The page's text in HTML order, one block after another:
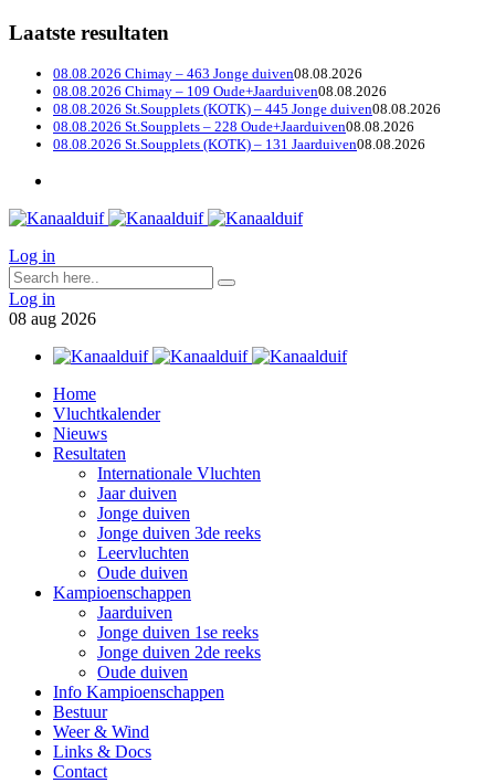
Laatste resultaten
08.08.2026 Chimay – 463 Jonge duiven08.08.2026
08.08.2026 Chimay – 109 Oude+Jaarduiven08.08.2026
08.08.2026 St.Soupplets (KOTK) – 445 Jonge duiven08.08.2026
08.08.2026 St.Soupplets – 228 Oude+Jaarduiven08.08.2026
08.08.2026 St.Soupplets (KOTK) – 131 Jaarduiven08.08.2026
Log in
Log in
08 aug 2026
Home
Vluchtkalender
Nieuws
Resultaten
Internationale Vluchten
Jaar duiven
Jonge duiven
Jonge duiven 3de reeks
Leervluchten
Oude duiven
Kampioenschappen
Jaarduiven
Jonge duiven 1se reeks
Jonge duiven 2de reeks
Oude duiven
Info Kampioenschappen
Bestuur
Weer & Wind
Links & Docs
Contact